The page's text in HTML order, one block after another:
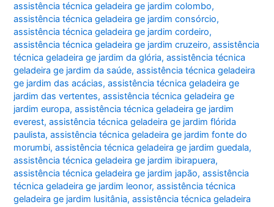
assistência técnica geladeira ge jardim colombo,
assistência técnica geladeira ge jardim consórcio,
assistência técnica geladeira ge jardim cordeiro,
assistência técnica geladeira ge jardim cruzeiro,assistência
técnica geladeira ge jardim da glória,assistência técnica
geladeira ge jardim da saúde,assistência técnica geladeira
ge jardim das acácias,assistência técnica geladeira ge
jardim das vertentes,assistência técnica geladeira ge
jardim europa,assistência técnica geladeira ge jardim
everest,assistência técnica geladeira ge jardim flórida
paulista,assistência técnica geladeira ge jardim fonte do
morumbi,assistência técnica geladeira ge jardim guedala,
assistência técnica geladeira ge jardim ibirapuera,
assistência técnica geladeira ge jardim japão,assistência
técnica geladeira ge jardim leonor,assistência técnica
geladeira ge jardim lusitânia,assistência técnica geladeira